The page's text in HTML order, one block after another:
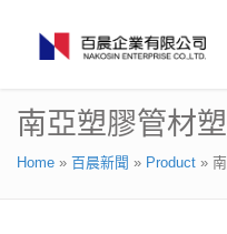
南亞塑膠管材
Home » 百晨新聞 » Product »